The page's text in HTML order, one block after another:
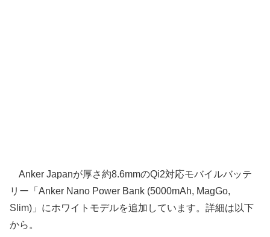
Anker Japanが厚さ約8.6mmのQi2対応モバイルバッテ
リー「Anker Nano Power Bank (5000mAh, MagGo,
Slim)」にホワイトモデルを追加しています。詳細は以下
から。